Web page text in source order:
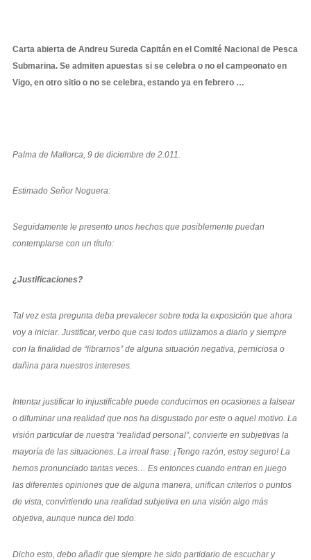
Carta abierta de Andreu Sureda Capitán en el Comité Nacional de Pesca
Submarina. Se admiten apuestas si se celebra o no el campeonato en
Vigo, en otro sitio o no se celebra, estando ya en febrero …
Palma de Mallorca, 9 de diciembre de 2.011.
Estimado Señor Noguera:
Seguidamente le presento unos hechos que posiblemente puedan
contemplarse con un título:
¿Justificaciones?
Tal vez esta pregunta deba prevalecer sobre toda la exposición que ahora
voy a iniciar. Justificar, verbo que casi todos utilizamos a diario y siempre
con la finalidad de “librarnos” de alguna situación negativa, perniciosa o
dañina para nuestros intereses.
Intentar justificar lo injustificable puede conducirnos en ocasiones a falsear
o difuminar una realidad que nos ha disgustado por este o aquel motivo. La
visión particular de nuestra “realidad personal”, convierte en subjetivas la
mayoría de las situaciones. La irreal frase: ¡Tengo razón, estoy seguro! La
hemos pronunciado tantas veces… Es entonces cuando entran en juego
las diferentes opiniones que de alguna manera, unifican criterios o puntos
de vista, convirtiendo una realidad subjetiva en una visión algo más
objetiva, aunque nunca del todo.
Dicho esto, debo añadir que siempre he sido partidario de escuchar y